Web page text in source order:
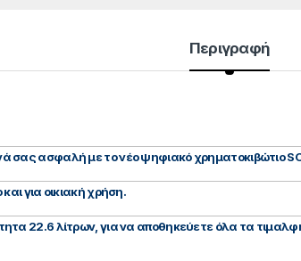
Περιγραφή
σας ασφαλή με το νέο ψηφιακό χρηματοκιβώτιο
για οικιακή χρήση.
22.6 λίτρων, για να αποθηκεύετε όλα τα